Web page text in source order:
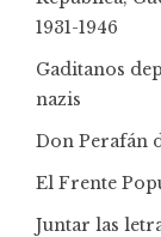
1931-1946
Gaditanos
nazis
Don Perafán
El Frente
Juntar las